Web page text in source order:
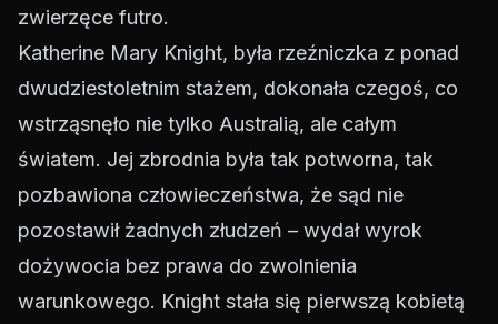
zwierzęce futro.
Katherine Mary Knight, była rzeźniczka z ponad
dwudziestoletnim stażem, dokonała czegoś, co
wstrząsnęło nie tylko Australią, ale całym
światem. Jej zbrodnia była tak potworna, tak
pozbawiona człowieczeństwa, że sąd nie
pozostawił żadnych złudzeń – wydał wyrok
dożywocia bez prawa do zwolnienia
warunkowego. Knight stała się pierwszą kobietą